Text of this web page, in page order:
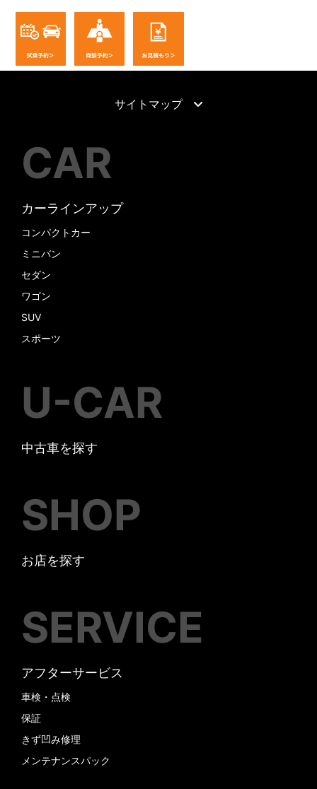
サイトマップ
CAR
カーラインアップ
コンパクトカー
ミニバン
セダン
ワゴン
SUV
スポーツ
U-CAR
中古車を探す
SHOP
お店を探す
SERVICE
アフターサービス
車検・点検
保証
きず凹み修理
メンテナンスパック